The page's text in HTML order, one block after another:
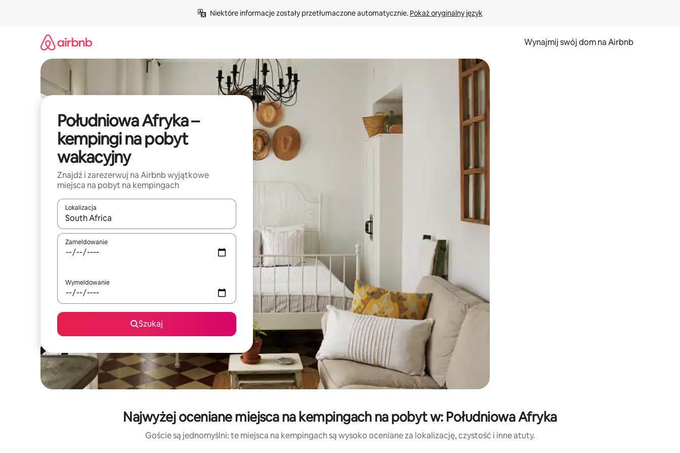
Niektóre informacje zostały przetłumaczone automatycznie. Pokaż oryginalny język
Wynajmij swój dom na Airbnb
Południowa Afryka –
kempingi na pobyt
wakacyjny
Znajdź i zarezerwuj na Airbnb wyjątkowe
miejsca na pobyt na kempingach
Lokalizacja
Gdy wyniki będą dostępne, możesz poruszać się po nich za pomocą klawiszy strzałek w górę i w dół lub przeglądać je za pomocą gestów dotykowych lub przesuwania.
Zameldowanie
Wymeldowanie
Szukaj
Najwyżej oceniane miejsca na kempingach na pobyt w: Południowa Afryka
Goście są jednomyślni: te miejsca na kempingach są wysoko oceniane za lokalizację, czystość i inne atuty.